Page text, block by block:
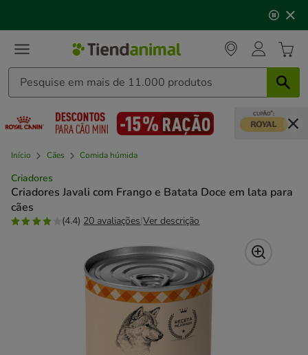
mensagem,
Início Cães Comida húmida
Criadores
Criadores Javali com Frango e Batata Doce em lata para
cães
(4.4) 20 avaliações|Ver descrição